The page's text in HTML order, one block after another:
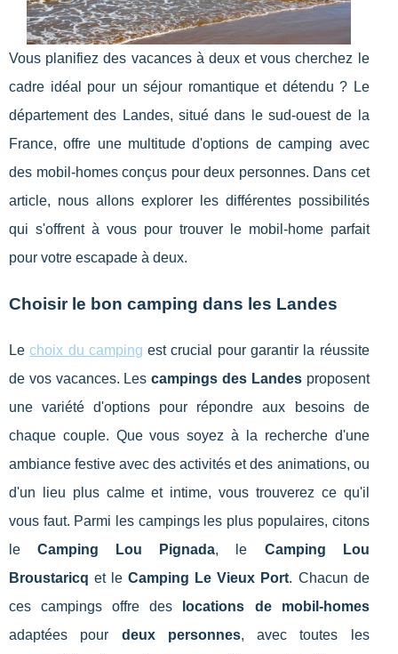
Vous planifiez des vacances à deux et vous cherchez le
cadre idéal pour un séjour romantique et détendu ? Le
département des Landes, situé dans le sud-ouest de la
France, offre une multitude d'options de camping avec
des mobil-homes conçus pour deux personnes. Dans cet
article, nous allons explorer les différentes possibilités
qui s'offrent à vous pour trouver le mobil-home parfait
pour votre escapade à deux.
Choisir le bon camping dans les Landes
Lechoix du camping est crucial pour garantir la réussite
de vos vacances. Lescampings des Landesproposent
une variété d'options pour répondre aux besoins de
chaque couple. Que vous soyez à la recherche d'une
ambiance festive avec des activités et des animations, ou
d'un lieu plus calme et intime, vous trouverez ce qu'il
vous faut. Parmi les campings les plus populaires, citons
leCamping Lou Pignada, le Camping Lou
Broustaricq et leCamping Le Vieux Port. Chacun de
ces campings offre des
locations de mobil-homes
adaptées pour deux personnes, avec toutes les